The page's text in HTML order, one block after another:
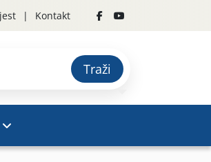
Kontakt
Traži